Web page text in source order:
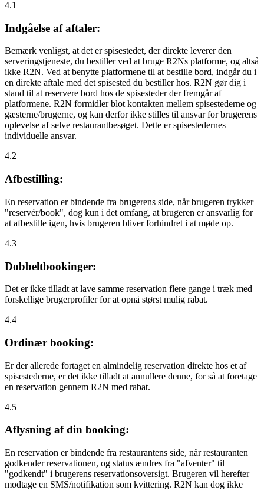
4.1
Indgåelse af aftaler:
Bemærk venligst, at det er spisestedet, der direkte leverer den
serveringstjeneste, du bestiller ved at bruge R2Ns platforme, og altså
ikke R2N. Ved at benytte platformene til at bestille bord, indgår du i
en direkte aftale med det spisested du bestiller hos. R2N gør dig i
stand til at reservere bord hos de spisesteder der fremgår af
platformene. R2N formidler blot kontakten mellem spisestederne og
gæsterne/brugerne, og kan derfor ikke stilles til ansvar for brugerens
oplevelse af selve restaurantbesøget. Dette er spisestedernes
individuelle ansvar.
4.2
Afbestilling:
En reservation er bindende fra brugerens side, når brugeren trykker
"reservér/book", dog kun i det omfang, at brugeren er ansvarlig for
at afbestille igen, hvis brugeren bliver forhindret i at møde op.
4.3
Dobbeltbookinger:
Det erikke tilladt at lave samme reservation flere gange i træk med
forskellige brugerprofiler for at opnå størst mulig rabat.
4.4
Ordinær booking:
Er der allerede fortaget en almindelig reservation direkte hos et af
spisestederne, er det ikke tilladt at annullere denne, for så at foretage
en reservation gennem R2N med rabat.
4.5
Aflysning af din booking:
En reservation er bindende fra restaurantens side, når restauranten
godkender reservationen, og status ændres fra "afventer" til
"godkendt" i brugerens reservationsoversigt. Brugeren vil herefter
modtage en SMS/notifikation som kvittering. R2N kan dog ikke